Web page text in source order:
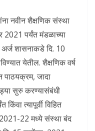
नवीन शैक्षणिक संस्था
2021 पर्यंत मंडळाच्या
शासनाकडे दि. 10
येतील. शैक्षणिक वर्ष
पाठयक्रम, जादा
सुरु करण्यासंबंधी
त्यापूर्वी विहित
2021-22 मध्ये संस्था बंद